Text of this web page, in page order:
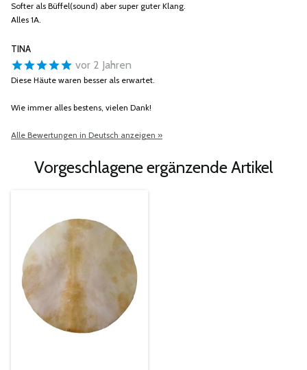
Softer als Büffel(sound) aber super guter Klang.
Alles 1A.
TINA
vor 2 Jahren
Diese Häute waren besser als erwartet.
Wie immer alles bestens, vielen Dank!
Alle Bewertungen in Deutsch anzeigen »
Vorgeschlagene ergänzende Artikel